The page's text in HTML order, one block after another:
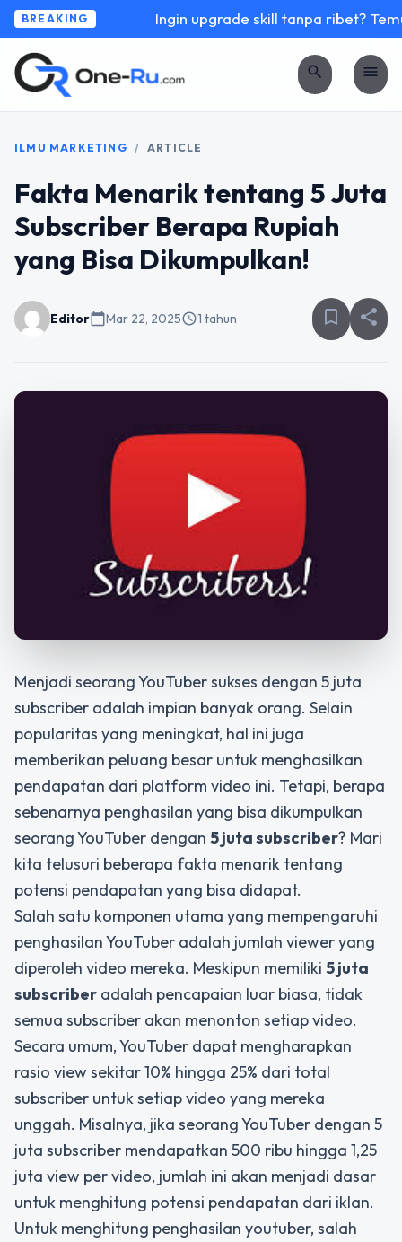
BREAKING Ingin upgrade skill tanpa ribet?
search menu
ILMU MARKETING / ARTICLE
Fakta Menarik tentang 5 Juta
Subscriber Berapa Rupiah
yang Bisa Dikumpulkan!
Editorcalendar_todayMar 22, 2025schedule1 tahun bookmark_border share
Menjadi seorang YouTuber sukses dengan 5 juta
subscriber adalah impian banyak orang. Selain
popularitas yang meningkat, hal ini juga
memberikan peluang besar untuk menghasilkan
pendapatan dari platform video ini. Tetapi, berapa
sebenarnya penghasilan yang bisa dikumpulkan
seorang YouTuber dengan 5 juta subscriber? Mari
kita telusuri beberapa fakta menarik tentang
potensi pendapatan yang bisa didapat.
Salah satu komponen utama yang mempengaruhi
penghasilan YouTuber adalah jumlah viewer yang
diperoleh video mereka. Meskipun memiliki 5 juta
subscriber adalah pencapaian luar biasa, tidak
semua subscriber akan menonton setiap video.
Secara umum, YouTuber dapat mengharapkan
rasio view sekitar 10% hingga 25% dari total
subscriber untuk setiap video yang mereka
unggah. Misalnya, jika seorang YouTuber dengan 5
juta subscriber mendapatkan 500 ribu hingga 1,25
juta view per video, jumlah ini akan menjadi dasar
untuk menghitung potensi pendapatan dari iklan.
Untuk menghitung penghasilan youtuber, salah